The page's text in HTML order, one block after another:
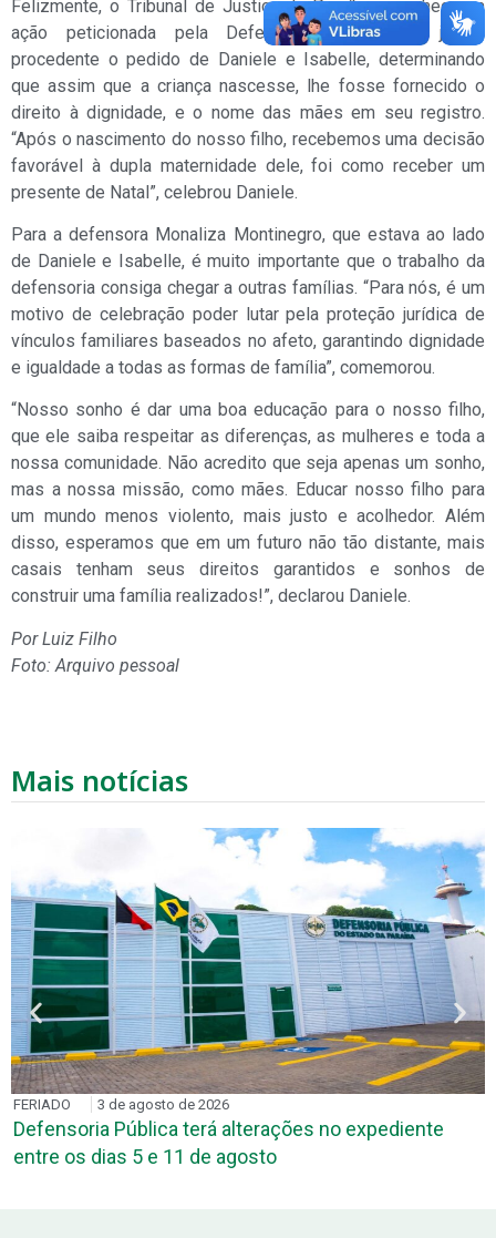
Felizmente, o Tribunal de Justiça da Paraíba reconheceu a
ação peticionada pela Defensoria Pública, e julgou
procedente o pedido de Daniele e Isabelle, determinando
que assim que a criança nascesse, lhe fosse fornecido o
direito à dignidade, e o nome das mães em seu registro.
“Após o nascimento do nosso filho, recebemos uma decisão
favorável à dupla maternidade dele, foi como receber um
presente de Natal”, celebrou Daniele.
Para a defensora Monaliza Montinegro, que estava ao lado
de Daniele e Isabelle, é muito importante que o trabalho da
defensoria consiga chegar a outras famílias. “Para nós, é um
motivo de celebração poder lutar pela proteção jurídica de
vínculos familiares baseados no afeto, garantindo dignidade
e igualdade a todas as formas de família”, comemorou.
“Nosso sonho é dar uma boa educação para o nosso filho,
que ele saiba respeitar as diferenças, as mulheres e toda a
nossa comunidade. Não acredito que seja apenas um sonho,
mas a nossa missão, como mães. Educar nosso filho para
um mundo menos violento, mais justo e acolhedor. Além
disso, esperamos que em um futuro não tão distante, mais
casais tenham seus direitos garantidos e sonhos de
construir uma família realizados!”, declarou Daniele.
Por Luiz Filho
Foto: Arquivo pessoal
Mais notícias
FERIADO 3 de agosto de 2026
Defensoria Pública terá alterações no expediente
entre os dias 5 e 11 de agosto